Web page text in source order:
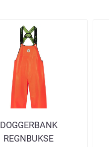
DOGGERBANK
REGNBUKSE